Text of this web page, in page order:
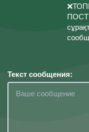
Текст сообщения: